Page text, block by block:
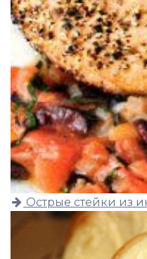
Острые стейки из